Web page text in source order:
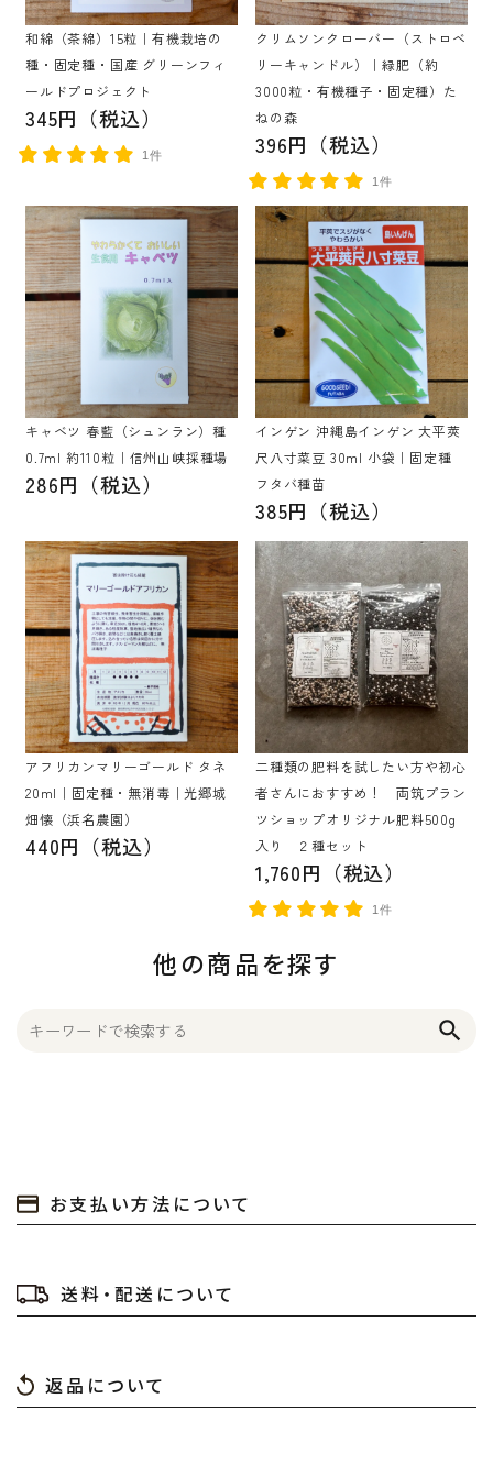
和綿（茶綿）15粒｜有機栽培の
種・固定種・国産 グリーンフィ
ールドプロジェクト
345円（税込）
1件
クリムソンクローバー（ストロベ
リーキャンドル）｜緑肥（約
3000粒・有機種子・固定種）た
ねの森
396円（税込）
1件
キャベツ 春藍（シュンラン）種
0.7ml 約110粒｜信州山峡採種場
286円（税込）
インゲン 沖縄島インゲン 大平莢
尺八寸菜豆 30ml 小袋｜固定種
フタバ種苗
385円（税込）
アフリカンマリーゴールド タネ
20ml｜固定種・無消毒｜光郷城
畑懐（浜名農園）
440円（税込）
二種類の肥料を試したい方や初心
者さんにおすすめ！ 両筑プラン
ツショップオリジナル肥料500g
入り ２種セット
1,760円（税込）
1件
他の商品を探す
search
お支払い方法について
送料・配送について
返品について